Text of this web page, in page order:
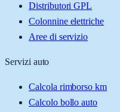
Distributori GPL
Colonnine elettriche
Aree di servizio
Servizi auto
Calcola rimborso km
Calcolo bollo auto